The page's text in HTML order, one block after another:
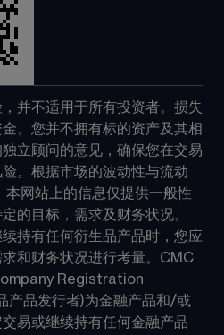
并不适用于所有投资者。损失
。您并不拥有标的资产及其相
立顾问的意见，确保您在交易
。根据市场的波动性与流动
本网站上的信息仅提供一般性
的目标，需求及财务状况。
持有任何衍生品产品时，您应
和财务状况进行考量。CMC
Registration
产品发行者)为金融产品和/或
易或继续持有任何金融产品